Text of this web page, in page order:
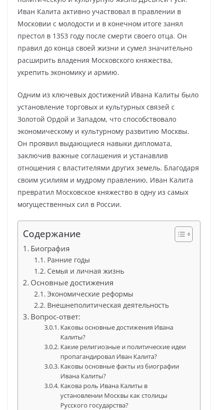
Иван Калита активно участвовал в правлении в
Московии с молодости и в конечном итоге занял
престол в 1353 году после смерти своего отца. Он
правил до конца своей жизни и сумел значительно
расширить владения Московского княжества,
укрепить экономику и армию.
Одним из ключевых достижений Ивана Калиты было
установление торговых и культурных связей с
Золотой Ордой и Западом, что способствовало
экономическому и культурному развитию Москвы.
Он проявил выдающиеся навыки дипломата,
заключив важные соглашения и устанавлив
отношения с властителями других земель. Благодаря
своим усилиям и мудрому правлению, Иван Калита
превратил Московское княжество в одну из самых
могущественных сил в России.
Содержание
Биография
Ранние годы
Семья и личная жизнь
Основные достижения
Экономические реформы
Внешнеполитическая деятельность
Вопрос-ответ:
Каковы основные достижения Ивана
Калиты?
Какие религиозные и политические идеи
пропагандировал Иван Калита?
Каковы основные факты из биографии
Ивана Калиты?
Какова роль Ивана Калиты в
установлении Москвы как столицы
Русского государства?